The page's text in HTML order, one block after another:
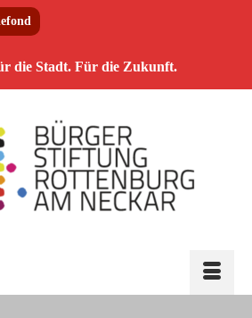
die Stadt. Für die Zukunft.